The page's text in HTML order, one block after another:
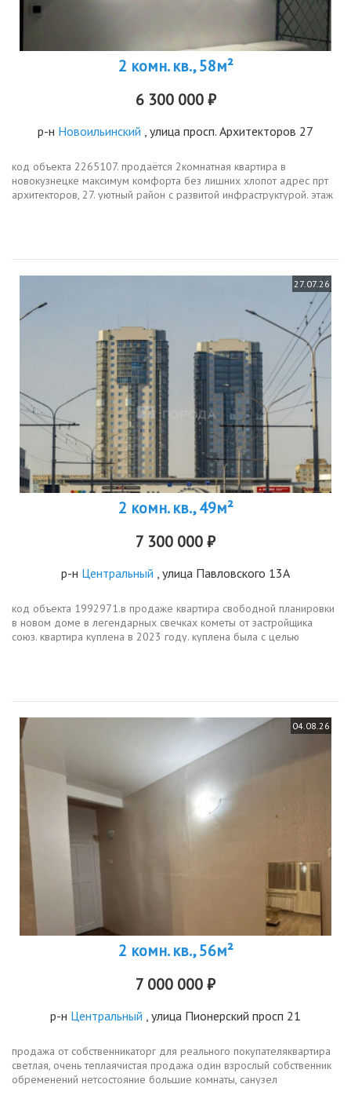
2 комн. кв., 58м²
6 300 000 ₽
р-н Новоильинский , улица просп. Архитекторов 27
код объекта 2265107. продаётся 2комнатная квартира в
новокузнецке максимум комфорта без лишних хлопот адрес прт
архитекторов, 27. уютный район с развитой инфраструктурой. этаж
27.07.26
2 комн. кв., 49м²
7 300 000 ₽
р-н Центральный , улица Павловского 13А
код объекта 1992971.в продаже квартира свободной планировки
в новом доме в легендарных свечках кометы от застройщика
союз. квартира куплена в 2023 году. куплена была с целью
04.08.26
2 комн. кв., 56м²
7 000 000 ₽
р-н Центральный , улица Пионерский просп 21
продажа от собственникаторг для реального покупателяквартира
светлая, очень теплаячистая продажа один взрослый собственник
обременений нетсостояние большие комнаты, санузел